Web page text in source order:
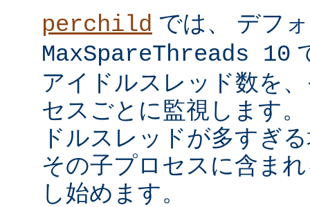
perchild では、 デフ
MaxSpareThreads 10
アイドルスレッド数を
セスごとに監視します
ドルスレッドが多すぎ
その子プロセスに含ま
し始めます。